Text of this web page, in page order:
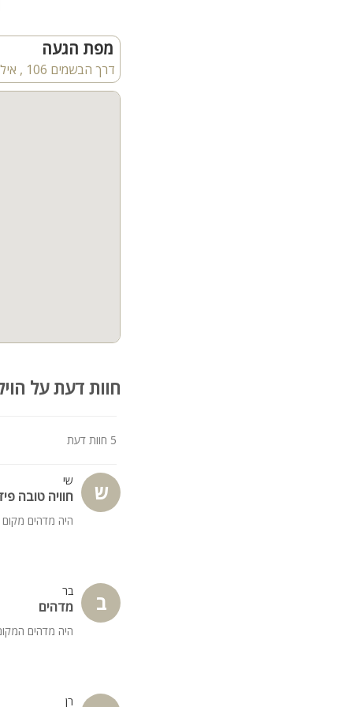
מפת הגעה
דרך הבשמים 106 , אילת
חוות דעת על
5 חוות דעת
ש שי
חוויה טובה
היה מדהים
ב בר
מדהים
היה מדהים
רן